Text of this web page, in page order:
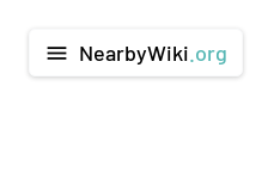
menu NearbyWiki .org